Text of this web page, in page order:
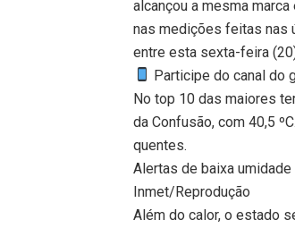
alcançou a mesma
nas medições feitas nas
entre esta sexta-feira
Participe do canal do
No top 10 das maiores
da Confusão, com 40,5
quentes.
Alertas de baixa
Inmet/Reprodução
Além do calor, o estado